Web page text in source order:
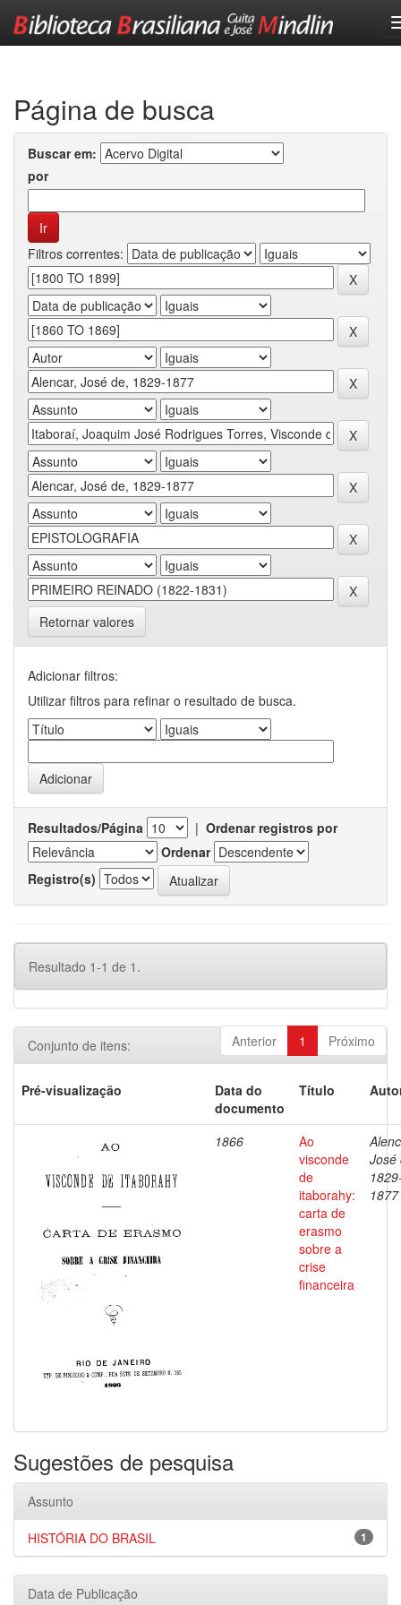
Página de busca
Buscar em:
por
Filtros correntes:
Retornar valores
Adicionar filtros:
Utilizar filtros para refinar o resultado de busca.
Resultados/Página | Ordenar registros por
Ordenar
Registro(s)
Resultado 1-1 de 1.
Anterior 1 Próximo
Conjunto de itens:
Pré-visualização
Data do
documento
Título
1866
Ao
visconde
de
itaborahy:
carta de
erasmo
sobre a
crise
financeira
José
1877
Sugestões de pesquisa
Assunto
1
HISTÓRIA DO BRASIL
Data de Publicação